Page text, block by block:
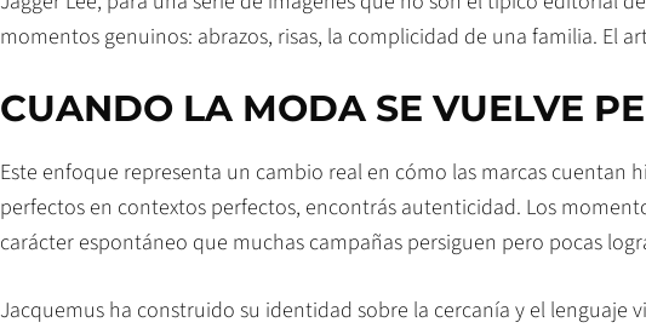
momentos genuinos: abrazos, risas, la complicidad de una familia. El
CUANDO LA MODA SE VUELVE
Este enfoque representa un cambio real en cómo las marcas cuentan
perfectos en contextos perfectos, encontrás autenticidad. Los
carácter espontáneo que muchas campañas persiguen pero pocas
Jacquemus ha construido su identidad sobre la cercanía y el lenguaje